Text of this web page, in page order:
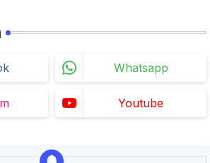
Whatsapp
Youtube